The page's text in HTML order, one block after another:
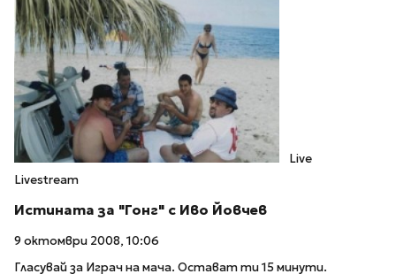
Live
Livestream
Истината за "Гонг" с Иво Йовчев
9 октомври 2008, 10:06
Гласувай за Играч на мача. Остават ти 15 минути.